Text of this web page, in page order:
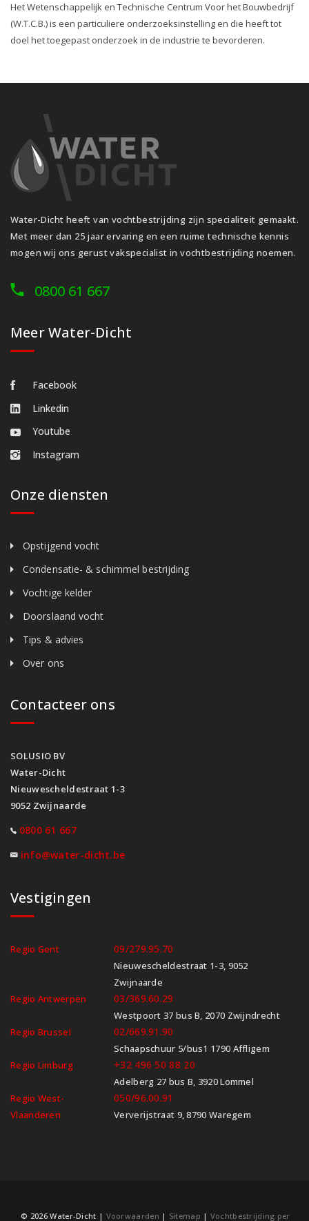
Het Wetenschappelijk en Technische Centrum Voor het Bouwbedrijf
(W.T.C.B.) is een particuliere onderzoeksinstelling en die heeft tot
doel het toegepast onderzoek in de industrie te bevorderen.
Water-Dicht heeft van vochtbestrijding zijn specialiteit gemaakt.
Met meer dan 25 jaar ervaring en een ruime technische kennis
mogen wij ons gerust vakspecialist in vochtbestrijding noemen.
0800 61 667
Meer Water-Dicht
Facebook
Linkedin
Youtube
Instagram
Onze diensten
Opstijgend vocht
Condensatie- & schimmel bestrijding
Vochtige kelder
Doorslaand vocht
Tips & advies
Over ons
Contacteer ons
SOLUSIO BV
Water-Dicht
Nieuwescheldestraat 1-3
9052 Zwijnaarde
0800 61 667
info@water-dicht.be
Vestigingen
Regio Gent 09/279.95.70
Nieuwescheldestraat 1-3, 9052
Zwijnaarde
Regio Antwerpen
03/369.60.29
Westpoort 37 bus B, 2070 Zwijndrecht
Regio Brussel
02/669.91.90
Schaapschuur 5/bus1 1790 Affligem
Regio Limburg
+32 496 50 88 20
Adelberg 27 bus B, 3920 Lommel
Regio West-
Vlaanderen
050/96.00.91
Ververijstraat 9, 8790 Waregem
© 2026 Water-Dicht | Voorwaarden | Sitemap | Vochtbestrijding per